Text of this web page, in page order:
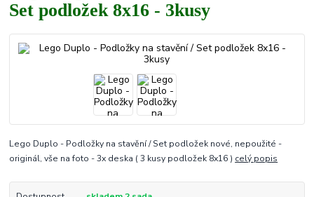
Set podložek 8x16 - 3kusy
Lego Duplo - Podložky na stavění / Set podložek nové, nepoužité -
originál, vše na foto - 3x deska ( 3 kusy podložek 8x16 ) celý popis